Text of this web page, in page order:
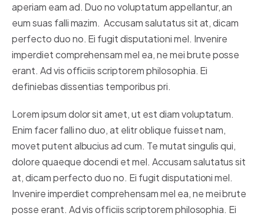
aperiam eam ad. Duo no voluptatum appellantur, an
eum suas falli mazim. Accusam salutatus sit at, dicam
perfecto duo no. Ei fugit disputationi mel. Invenire
imperdiet comprehensam mel ea, ne mei brute posse
erant. Ad vis officiis scriptorem philosophia. Ei
definiebas dissentias temporibus pri.
Lorem ipsum dolor sit amet, ut est diam voluptatum.
Enim facer falli no duo, at elitr oblique fuisset nam,
movet putent albucius ad cum. Te mutat singulis qui,
dolore quaeque docendi et mel. Accusam salutatus sit
at, dicam perfecto duo no. Ei fugit disputationi mel.
Invenire imperdiet comprehensam mel ea, ne mei brute
posse erant. Ad vis officiis scriptorem philosophia. Ei